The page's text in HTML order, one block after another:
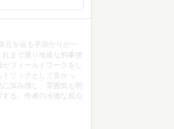
元を辿る手掛かりが一
まで通り地道な刑事捜
フィールドワークをし
リックとして良かっ
深み増し、雰囲気も明
る、作者の冷徹な視点